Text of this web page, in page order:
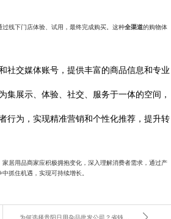
线下门店体验、试用，最终完成购买。这种全渠道的购物体
社交媒体账号，提供丰富的商品信息和专业
集展示、体验、社交、服务于一体的空间，
行为，实现精准营销和个性化推荐，提升转
居用品商家应积极拥抱变化，深入理解消费者需求，通过产
抓住机遇，实现可持续增长。